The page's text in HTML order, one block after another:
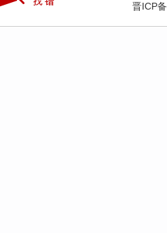
晋ICP